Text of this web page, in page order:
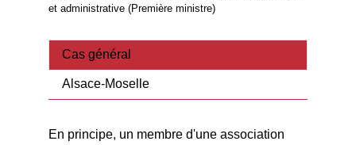
et administrative (Première ministre)
Cas général
Alsace-Moselle
En principe, un membre d'une association